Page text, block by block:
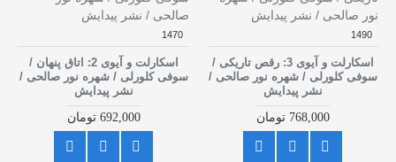
1490
اسکارلت و آیوی 3: رقص تاریکی /
سوفی کلورلی / شهره نور صالحی /
نشر پیدایش
768,000 تومان
1470
اسکارلت و آیوی 2: اتاق پنهان /
سوفی کلورلی / شهره نور صالحی /
نشر پیدایش
692,000 تومان